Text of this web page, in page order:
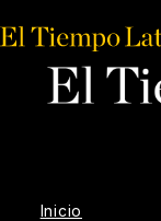
Inicio